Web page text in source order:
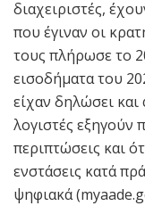
διαχειριστές,
που έγιναν οι
τους πλήρωσε το
εισοδήματα του
είχαν δηλώσει
λογιστές εξηγούν
περιπτώσεις και
ενστάσεις κατά
ψηφιακά